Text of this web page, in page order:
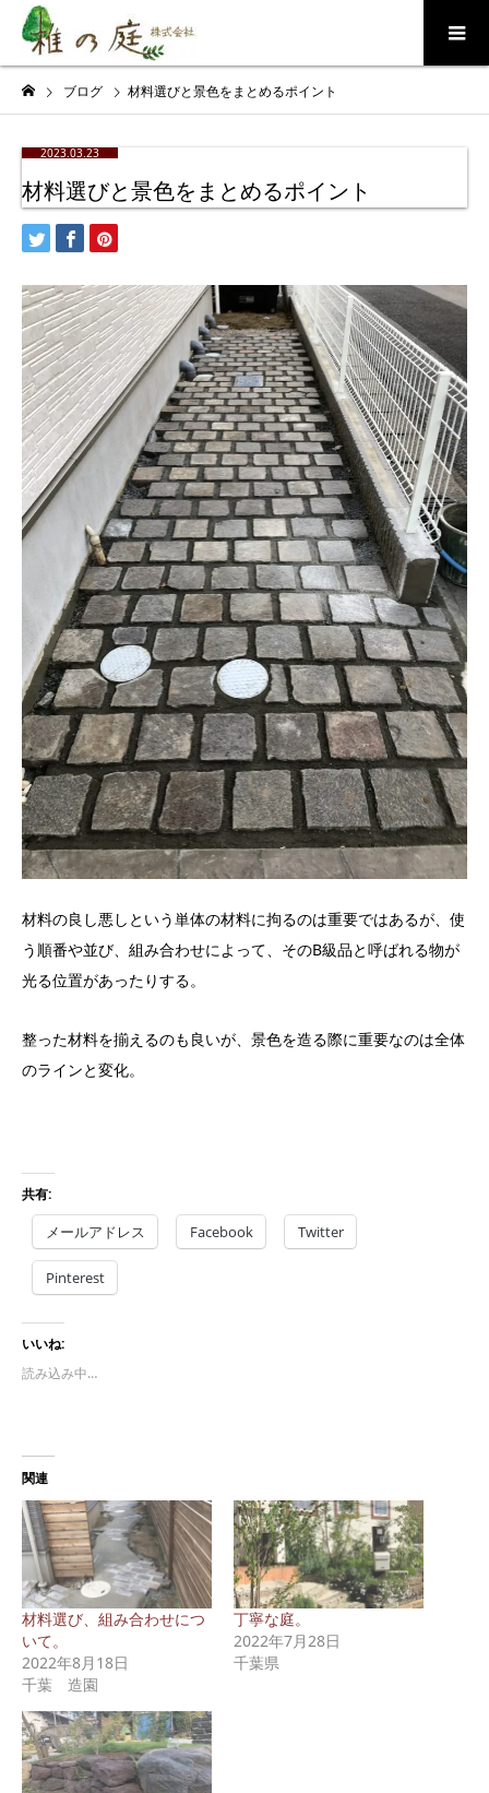
ブログ 材料選びと景色をまとめるポイント
2023.03.23
材料選びと景色をまとめるポイント
材料の良し悪しという単体の材料に拘るのは重要ではあるが、使
う順番や並び、組み合わせによって、そのB級品と呼ばれる物が
光る位置があったりする。
整った材料を揃えるのも良いが、景色を造る際に重要なのは全体
のラインと変化。
共有:
メールアドレス Facebook Twitter
Pinterest
いいね:
読み込み中…
関連
材料選び、組み合わせにつ
いて。
2022年8月18日
千葉 造園
丁寧な庭。
2022年7月28日
千葉県